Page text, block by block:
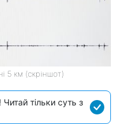
5 км (скріншот)
тільки суть з